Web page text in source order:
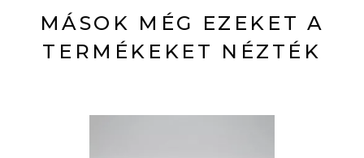
MÁSOK MÉG EZEKET A
TERMÉKEKET NÉZTÉK